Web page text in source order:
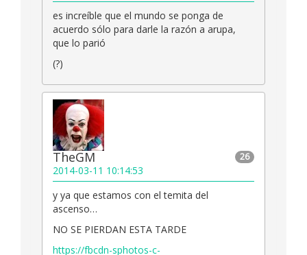
es increíble que el mundo se ponga de
acuerdo sólo para darle la razón a arupa,
que lo parió
(?)
26
TheGM
2014-03-11 10:14:53
y ya que estamos con el temita del
ascenso…
NO SE PIERDAN ESTA TARDE
https://fbcdn-sphotos-c-